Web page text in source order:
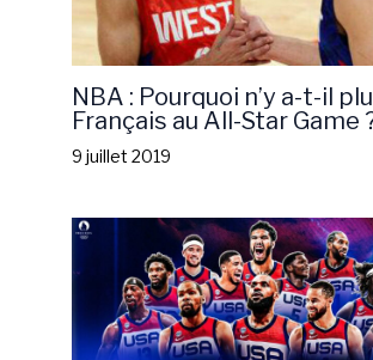
NBA : Pourquoi n’y a-t-il
Français au All-Star Game
9 juillet 2019